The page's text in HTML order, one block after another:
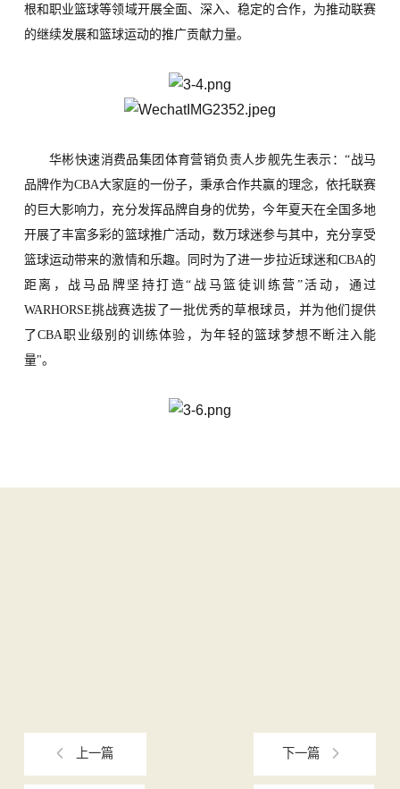
根和职业篮球等领域开展全面、深入、稳定的合作，为推动联赛
的继续发展和篮球运动的推广贡献力量。
华彬快速消费品集团体育营销负责人步舰先生表示：“战马
品牌作为CBA大家庭的一份子，秉承合作共赢的理念，依托联赛
的巨大影响力，充分发挥品牌自身的优势，今年夏天在全国多地
开展了丰富多彩的篮球推广活动，数万球迷参与其中，充分享受
篮球运动带来的激情和乐趣。同时为了进一步拉近球迷和CBA的
距离，战马品牌坚持打造“战马篮徒训练营”活动，通过
WARHORSE挑战赛选拔了一批优秀的草根球员，并为他们提供
了CBA职业级别的训练体验，为年轻的篮球梦想不断注入能
量"。
上一篇 下一篇